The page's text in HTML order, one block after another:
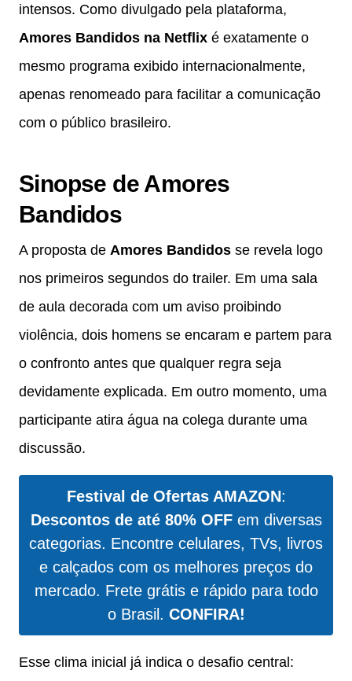
intensos. Como divulgado pela plataforma,
Amores Bandidos na Netflix é exatamente o
mesmo programa exibido internacionalmente,
apenas renomeado para facilitar a comunicação
com o público brasileiro.
Sinopse de Amores
Bandidos
A proposta de Amores Bandidos se revela logo
nos primeiros segundos do trailer. Em uma sala
de aula decorada com um aviso proibindo
violência, dois homens se encaram e partem para
o confronto antes que qualquer regra seja
devidamente explicada. Em outro momento, uma
participante atira água na colega durante uma
discussão.
Festival de Ofertas AMAZON:
Descontos de até 80% OFFem diversas
categorias. Encontre celulares, TVs, livros
e calçados com os melhores preços do
mercado. Frete grátis e rápido para todo
o Brasil. CONFIRA!
Esse clima inicial já indica o desafio central: